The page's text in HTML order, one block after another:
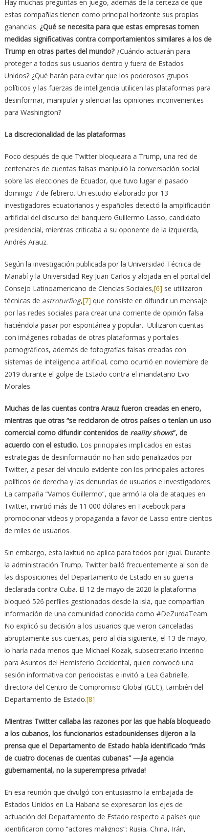
Hay muchas preguntas en juego, además de la certeza de que
estas compañías tienen como principal horizonte sus propias
ganancias. ¿Qué se necesita para que estas empresas tomen
medidas significativas contra comportamientos similares a los de
Trump en otras partes del mundo?¿Cuándo actuarán para
proteger a todos sus usuarios dentro y fuera de Estados
Unidos? ¿Qué harán para evitar que los poderosos grupos
políticos y las fuerzas de inteligencia utilicen las plataformas para
desinformar, manipular y silenciar las opiniones inconvenientes
para Washington?
La discrecionalidad de las plataformas
Poco después de que Twitter bloqueara a Trump, una red de
centenares de cuentas falsas manipuló la conversación social
sobre las elecciones de Ecuador, que tuvo lugar el pasado
domingo 7 de febrero. Un estudio elaborado por 13
investigadores ecuatorianos y españoles detectó la amplificación
artificial del discurso del banquero Guillermo Lasso, candidato
presidencial, mientras criticaba a su oponente de la izquierda,
Andrés Arauz.
Según la investigación publicada por la Universidad Técnica de
Manabí y la Universidad Rey Juan Carlos y alojada en el portal del
Consejo Latinoamericano de Ciencias Sociales,[6] se utilizaron
técnicas de astroturfing,[7] que consiste en difundir un mensaje
por las redes sociales para crear una corriente de opinión falsa
haciéndola pasar por espontánea y popular. Utilizaron cuentas
con imágenes robadas de otras plataformas y portales
pornográficos, además de fotografías falsas creadas con
sistemas de inteligencia artificial, como ocurrió en noviembre de
2019 durante el golpe de Estado contra el mandatario Evo
Morales.
Muchas de las cuentas contra Arauz fueron creadas en enero,
mientras que otras “se reciclaron de otros países o tenían un uso
comercial como difundir contenidos de reality shows”, de
acuerdo con el estudio.Los principales implicados en estas
estrategias de desinformación no han sido penalizados por
Twitter, a pesar del vínculo evidente con los principales actores
políticos de derecha y las denuncias de usuarios e investigadores.
La campaña “Vamos Guillermo”, que armó la ola de ataques en
Twitter, invirtió más de 11 000 dólares en Facebook para
promocionar videos y propaganda a favor de Lasso entre cientos
de miles de usuarios.
Sin embargo, esta laxitud no aplica para todos por igual. Durante
la administración Trump, Twitter bailó frecuentemente al son de
las disposiciones del Departamento de Estado en su guerra
declarada contra Cuba. El 12 de mayo de 2020 la plataforma
bloqueó 526 perfiles gestionados desde la isla, que compartían
información de una comunidad conocida como #DeZurdaTeam.
No explicó su decisión a los usuarios que vieron canceladas
abruptamente sus cuentas, pero al día siguiente, el 13 de mayo,
lo haría nada menos que Michael Kozak, subsecretario interino
para Asuntos del Hemisferio Occidental, quien convocó una
sesión informativa con periodistas e invitó a Lea Gabrielle,
directora del Centro de Compromiso Global (GEC), también del
Departamento de Estado.[8]
Mientras Twitter callaba las razones por las que había bloqueado
a los cubanos, los funcionarios estadounidenses dijeron a la
prensa que el Departamento de Estado había identificado “más
de cuatro docenas de cuentas cubanas” —¡la agencia
gubernamental, no la superempresa privada!
En esa reunión que divulgó con entusiasmo la embajada de
Estados Unidos en La Habana se expresaron los ejes de
actuación del Departamento de Estado respecto a países que
identificaron como “actores malignos”: Rusia, China, Irán,